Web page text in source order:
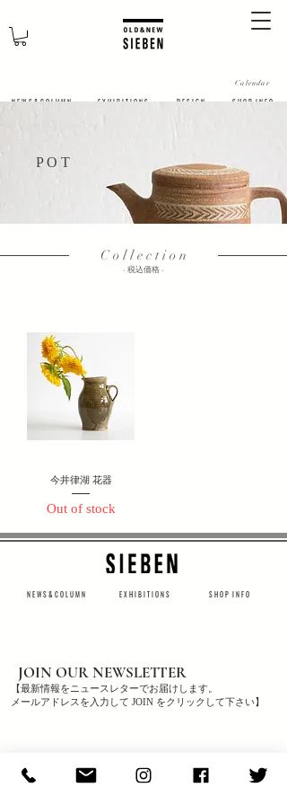
N E W S & C O L U M N
Calendar
​E X H I B I T I O N S D E S I G N S H O P I N F O
​P O T
C o l l e c t i o n
​- 税込価格 -
今井律湖 花器
Out of stock
N E W S & C O L U M N ​E X H I B I T I O N S S H O P I N F O
【最新情報をニュースレターでお届けします。
メールアドレスを入力して JOIN をクリックして下さい】
JOIN OUR NEWSLETTER